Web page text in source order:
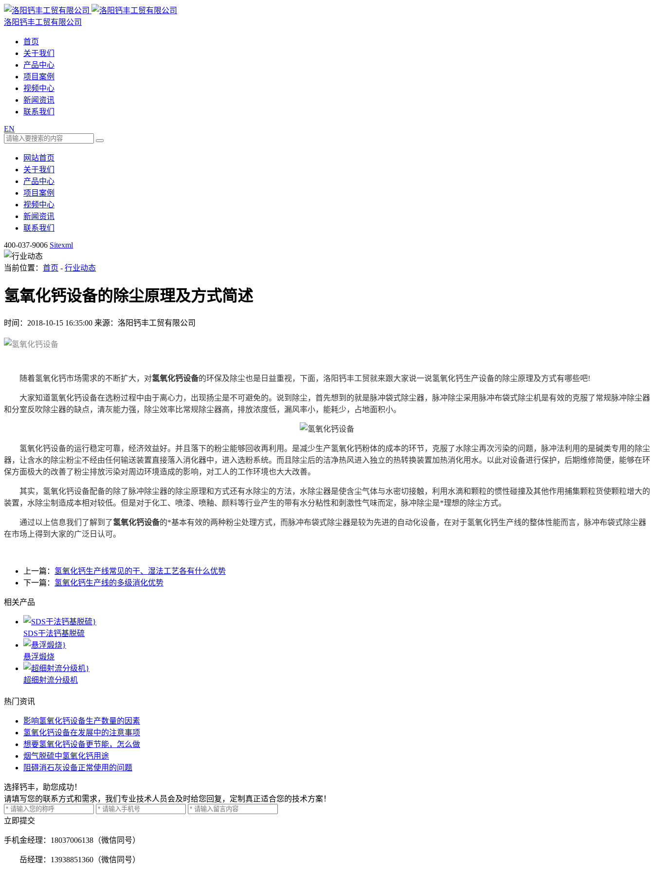
洛阳钙丰工贸有限公司
首页
关于我们
产品中心
项目案例
视频中心
新闻资讯
联系我们
EN
网站首页
关于我们
产品中心
项目案例
视频中心
新闻资讯
联系我们
400-037-9006 Sitexml
当前位置： 首页 - 行业动态
氢氧化钙设备的除尘原理及方式简述
时间：2018-10-15 16:35:00 来源：洛阳钙丰工贸有限公司
随着氢氧化钙市场需求的不断扩大，对氢氧化钙设备的环保及除尘也是日益重视，下面，洛阳钙丰工贸就来跟大家说一说氢氧化钙生产设备的除尘原理及方式有哪些吧!
大家知道氢氧化钙设备在选粉过程中由于离心力，出现扬尘是不可避免的。说到除尘，首先想到的就是脉冲袋式除尘器，脉冲除尘采用脉冲布袋式除尘机是有效的克服了常规脉冲除尘器
和分室反吹除尘器的缺点，清灰能力强，除尘效率比常规除尘器高，排放浓度低，漏风率小，能耗少，占地面积小。
氢氧化钙设备的运行稳定可靠，经济效益好。并且落下的粉尘能够回收再利用。是减少生产氢氧化钙粉体的成本的环节，克服了水除尘再次污染的问题，脉冲法利用的是碱类专用的除尘
器，让含水的除尘粉尘不经由任何输送装置直接落入消化器中，进入选粉系统。而且除尘后的洁净热风进入独立的热转换装置加热消化用水。以此对设备进行保护，后期维修简便，能够在环
保方面极大的改善了粉尘排放污染对周边环境造成的影响，对工人的工作环境也大大改善。
其实，氢氧化钙设备配备的除了脉冲除尘器的除尘原理和方式还有水除尘的方法，水除尘器是使含尘气体与水密切接触，利用水滴和颗粒的惯性碰撞及其他作用捕集颗粒货使颗粒增大的
装置，水除尘制造成本相对较低。但是对于化工、喷漆、喷釉、颜料等行业产生的带有水分粘性和刺激性气味而定，脉冲除尘是*理想的除尘方式。
通过以上信息我们了解到了氢氧化钙设备的*基本有效的两种粉尘处理方式，而脉冲布袋式除尘器是较为先进的自动化设备，在对于氢氧化钙生产线的整体性能而言，脉冲布袋式除尘器
在市场上得到大家的广泛日认可。
上一篇： 氢氧化钙生产线常见的干、湿法工艺各有什么优势
下一篇： 氢氧化钙生产线的多级消化优势
相关产品
SDS干法钙基脱硫
悬浮煅烧
超细射流分级机
热门资讯
影响氢氧化钙设备生产数量的因素
氢氧化钙设备在发展中的注意事项
想要氢氧化钙设备更节能，怎么做
烟气脱硫中氢氧化钙用途
阻碍消石灰设备正常使用的问题
选择钙丰，助您成功！
请填写您的联系方式和需求，我们专业技术人员会及时给您回复，定制真正适合您的技术方案！
立即提交
手机金经理：18037006138（微信同号）
岳经理：13938851360（微信同号）